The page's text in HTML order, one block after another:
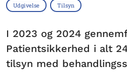
Udgivelse Tilsyn
I 2023 og 2024
Patientsikkerhed i alt
tilsyn med